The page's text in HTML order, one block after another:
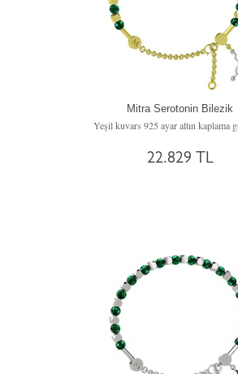
Mitra Serotonin Bilezik
22.829 TL